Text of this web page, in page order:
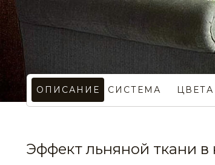
Эффект льняной ткани в
СИСТЕМА
ОПИСАНИЕ ЦВЕТА